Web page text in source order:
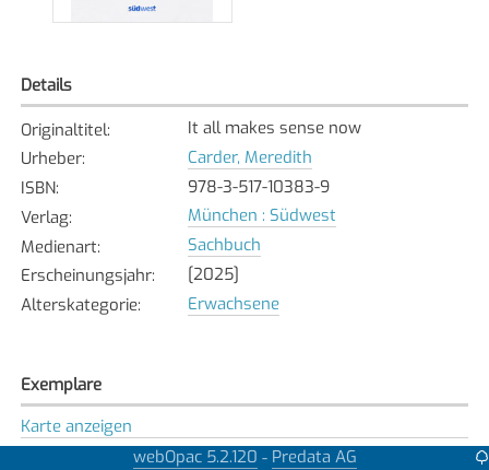
Details
Originaltitel:
It all makes sense now
Urheber:
Carder, Meredith
ISBN:
978-3-517-10383-9
Verlag:
München : Südwest
Medienart:
Sachbuch
Erscheinungsjahr:
[2025]
Alterskategorie: Erwachsene
Exemplare
Karte anzeigen
Affoltern
webOpac 5.2.120 - Predata AG